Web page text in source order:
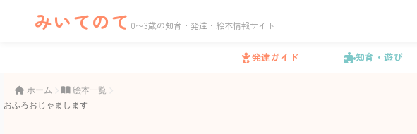
みいてのて 0〜3歳の知育・発達・絵本情報サイト
発達ガイド 知育・遊び
ホーム
絵本一覧
おふろおじゃまします